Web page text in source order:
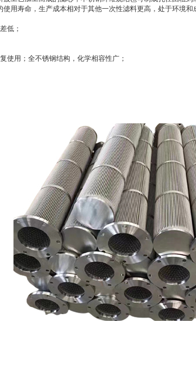
用寿命，生产成本相对于其他一次性滤料更高，处于环境
低；
使用；全不锈钢结构，化学相容性广；